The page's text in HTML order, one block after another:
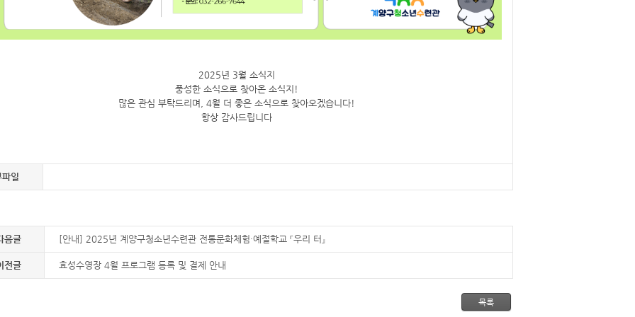
2025년 3월 소식지
풍성한 소식으로 찾아온 소식지!
많은 관심 부탁드리며, 4월 더 좋은 소식으로 찾아오겠습니다!
항상 감사드립니다
파일
음글 [안내] 2025년 계양구청소년수련관 전통문화체험·예절학교 『우리 터』
전글 효성수영장 4월 프로그램 등록 및 결제 안내